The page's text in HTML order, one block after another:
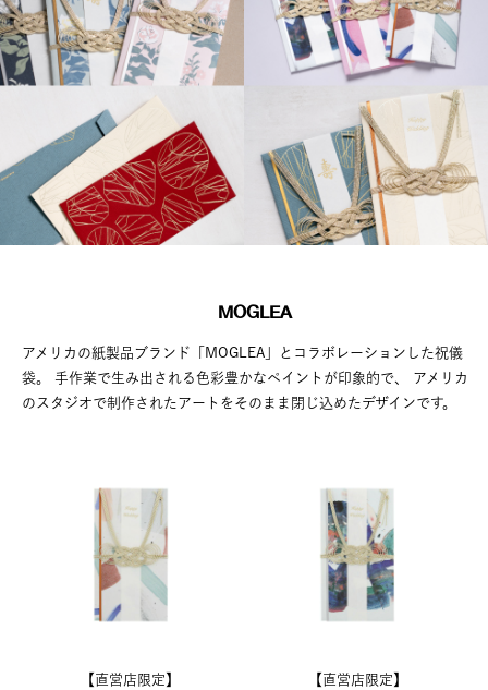
MOGLEA
アメリカの紙製品ブランド「MOGLEA」とコラボレーションした祝儀
袋。
手作業で生み出される色彩豊かなペイントが印象的で、
アメリカ
のスタジオで制作されたアートをそのまま閉じ込めたデザインです。
【直営店限定】
【直営店限定】